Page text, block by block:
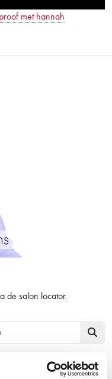
met hannah
de salon locator.